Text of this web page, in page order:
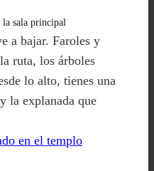
sala principal
a bajar. Faroles y
ruta, los árboles
lo alto, tienes una
la explanada que